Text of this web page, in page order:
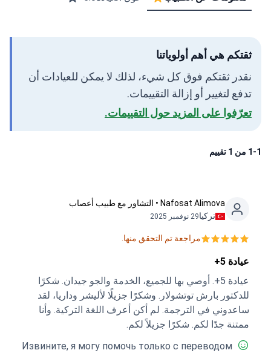
ثقتكم هي أهم أولوياتنا
نقدر ثقتكم فوق كل شيء، لذلك لا يمكن للعيادات أن
تدفع لتغيير أو إزالة التقييمات.
تعرّفوا على المزيد حول التقييمات.
1-1 من 1 تقييم
Nafosat Alimova • التشاور مع طبيب أعصاب
تركيا29 نوفمبر 2025
مراجعة تم التحقق منها.
عيادة 5+
عيادة 5+. أوصي بها للجميع، الخدمة والجو جيدان. شكرًا
للدكتور بارش توتشولار. وشكرًا جزيلًا لأليشر وداريا، لقد
ساعدوني في الترجمة. لم أكن أعرف اللغة التركية. وأنا
ممتنة جدًا لكم. شكرًا جزيلاً لكم.
Извините, я могу помочь только с переводом